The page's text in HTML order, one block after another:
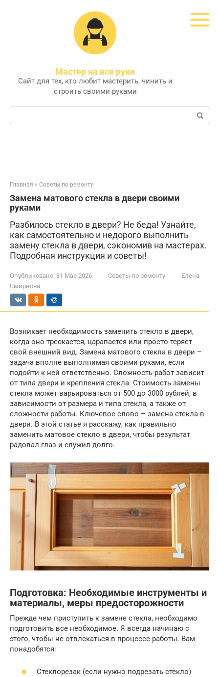
Мастер на все руки
Сайт для тех, кто любит мастерить, чинить и
строить своими руками
Поиск:
Главная » Советы по ремонту
Замена матового стекла в двери своими
руками
Разбилось стекло в двери? Не беда! Узнайте,
как самостоятельно и недорого выполнить
замену стекла в двери, сэкономив на мастерах.
Подробная инструкция и советы!
Опубликовано: 31 Мар 2026 Советы по ремонту
Елена
Смирнова
Возникает необходимость заменить стекло в двери,
когда оно трескается, царапается или просто теряет
свой внешний вид. Замена матового стекла в двери –
задача вполне выполнимая своими руками, если
подойти к ней ответственно. Сложность работ зависит
от типа двери и крепления стекла. Стоимость замены
стекла может варьироваться от 500 до 3000 рублей, в
зависимости от размера и типа стекла, а также от
сложности работы. Ключевое слово – замена стекла в
двери. В этой статье я расскажу, как правильно
заменить матовое стекло в двери, чтобы результат
радовал глаз и служил долго.
Подготовка: Необходимые инструменты и
материалы, меры предосторожности
Прежде чем приступить к замене стекла, необходимо
подготовить все необходимое. Я всегда начинаю с
этого, чтобы не отвлекаться в процессе работы. Вам
понадобятся:
Стеклорезак (если нужно подрезать стекло)